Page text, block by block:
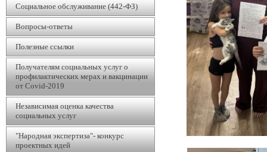
Социальное обслуживание (442-ФЗ)
Вопросы-ответы
Полезные ссылки
Получателям социальных услуг о
профилактических мерах и вакцинации
от Covid-2019
Независимая оценка качества
социальных услуг
"Народная экспертиза"- конкурс
проектных идей